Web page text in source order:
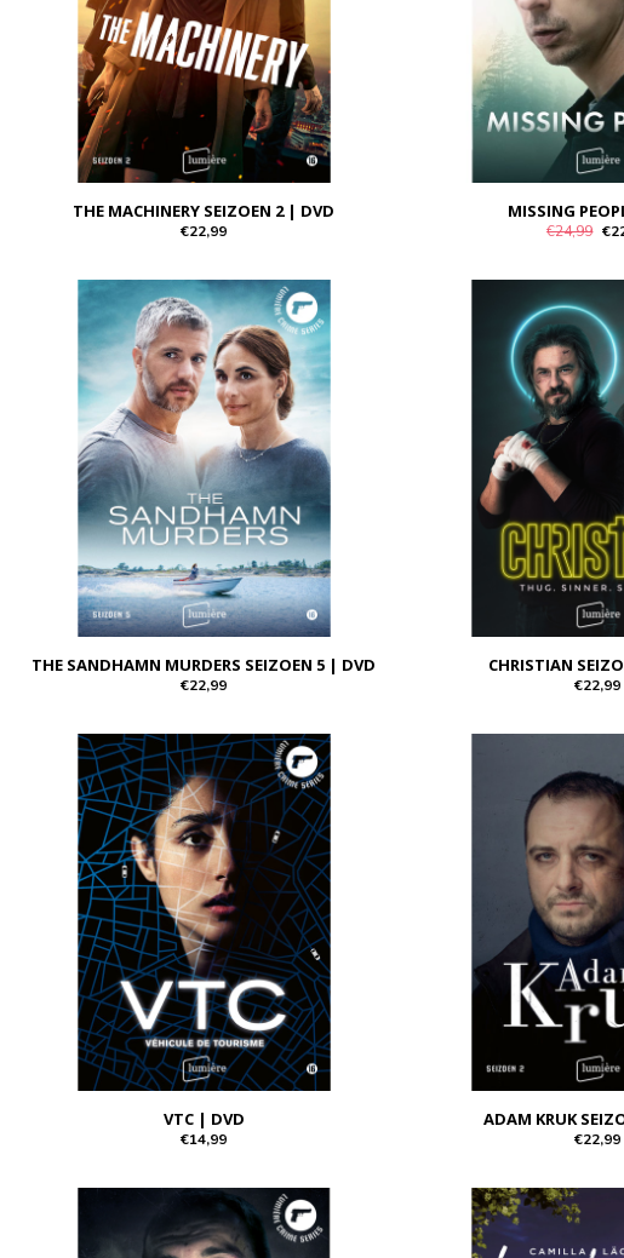
THE MACHINERY SEIZOEN 2 | DVD
€22,99
MISSING
€24,99
THE SANDHAMN MURDERS SEIZOEN 5 | DVD
€22,99
CHRISTIAN
€22,99
VTC | DVD
€14,99
ADAM KRUK
€22,99